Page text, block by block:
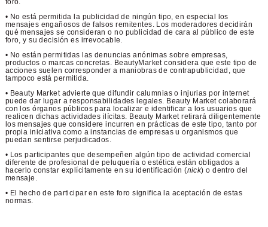
• No está permitida la publicidad de ningún tipo, en especial los
mensajes engañosos de falsos remitentes. Los moderadores decidirán
qué mensajes se consideran o no publicidad de cara al público de este
foro, y su decisión es irrevocable.
• No están permitidas las denuncias anónimas sobre empresas,
productos o marcas concretas. BeautyMarket considera que este tipo de
acciones suelen corresponder a maniobras de contrapublicidad, que
tampoco está permitida.
• Beauty Market advierte que difundir calumnias o injurias por internet
puede dar lugar a responsabilidades legales. Beauty Market colaborará
con los órganos públicos para localizar e identificar a los usuarios que
realicen dichas actividades ilícitas. Beauty Market retirará diligentemente
los mensajes que considere incurren en prácticas de este tipo, tanto por
propia iniciativa como a instancias de empresas u organismos que
puedan sentirse perjudicados.
• Los participantes que desempeñen algún tipo de actividad comercial
diferente de profesional de peluquería o estética están obligados a
hacerlo constar explícitamente en su identificación (nick) o dentro del
mensaje.
• El hecho de participar en este foro significa la aceptación de estas
normas.